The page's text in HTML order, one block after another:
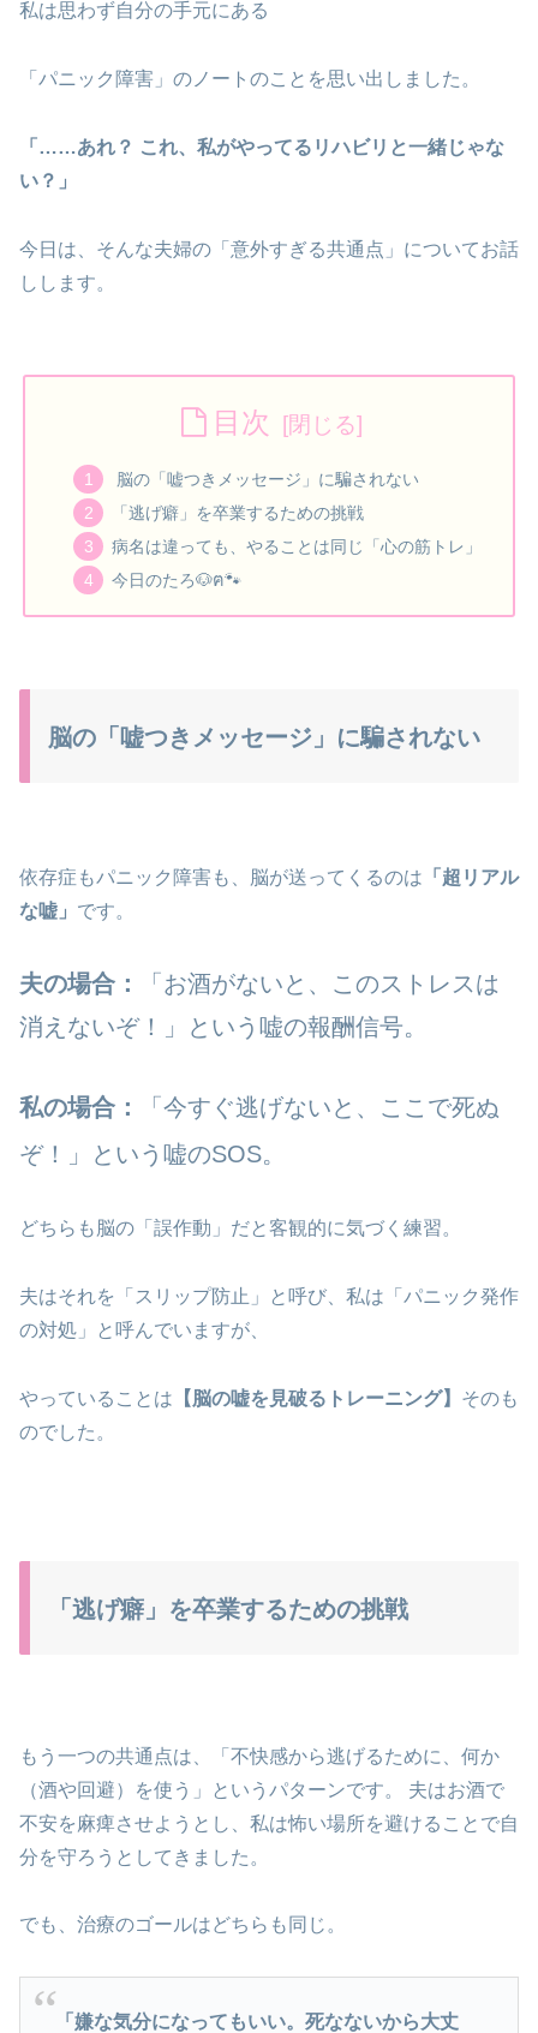
私は思わず自分の手元にある
「パニック障害」のノートのことを思い出しました。
「……あれ？ これ、私がやってるリハビリと一緒じゃな
い？」
今日は、そんな夫婦の「意外すぎる共通点」についてお話
しします。
目次
脳の「嘘つきメッセージ」に騙されない
「逃げ癖」を卒業するための挑戦
病名は違っても、やることは同じ「心の筋トレ」
今日のたろ🐶ฅ🐾
脳の「嘘つきメッセージ」に騙されない
依存症もパニック障害も、脳が送ってくるのは 「超リアル
な嘘」 です。
夫の場合：
「お酒がないと、このストレスは
消えないぞ！」という嘘の報酬信号。
私の場合：
「今すぐ逃げないと、ここで死ぬ
ぞ！」という嘘のSOS。
どちらも脳の「誤作動」だと客観的に気づく練習。
夫はそれを「スリップ防止」と呼び、私は「パニック発作
の対処」と呼んでいますが、
やっていることは 【脳の嘘を見破るトレーニング】 そのも
のでした。
「逃げ癖」を卒業するための挑戦
もう一つの共通点は、「不快感から逃げるために、何か
（酒や回避）を使う」というパターンです。 夫はお酒で
不安を麻痺させようとし、私は怖い場所を避けることで自
分を守ろうとしてきました。
でも、治療のゴールはどちらも同じ。
「嫌な気分になってもいい。死なないから大丈